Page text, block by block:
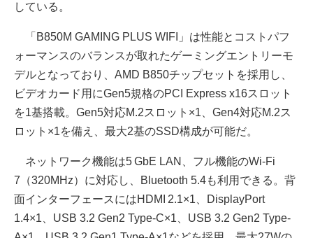
している。
「B850M GAMING PLUS WIFI」は性能とコストパフ
ォーマンスのバランスが取れたゲーミングエントリーモ
デルとなっており、AMD B850チップセットを採用し、
ビデオカード用にGen5規格のPCI Express x16スロット
を1基搭載。Gen5対応M.2スロット×1、Gen4対応M.2ス
ロット×1を備え、最大2基のSSD構成が可能だ。
ネットワーク機能は5 GbE LAN、フル機能のWi-Fi
7（320MHz）に対応し、Bluetooth 5.4も利用できる。背
面インターフェースにはHDMI 2.1×1、DisplayPort
1.4×1、USB 3.2 Gen2 Type-C×1、USB 3.2 Gen2 Type-